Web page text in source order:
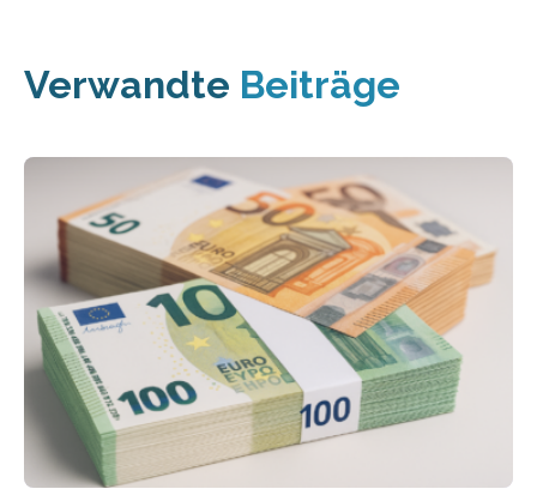
Verwandte Beiträge